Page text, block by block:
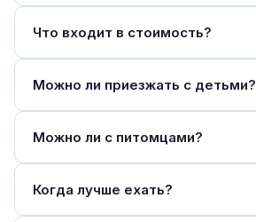
Что входит в стоимость?
Можно ли приезжать с детьми?
Можно ли с питомцами?
Когда лучше ехать?